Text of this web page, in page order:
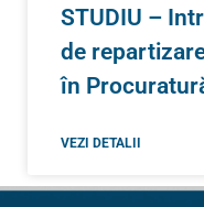
STUDIU –
de
în
VEZI DETALII